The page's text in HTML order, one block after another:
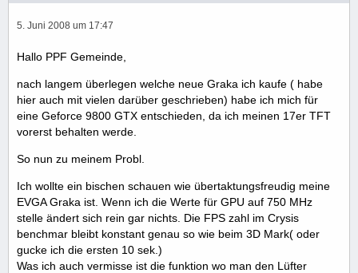
5. Juni 2008 um 17:47
Hallo PPF Gemeinde,
nach langem überlegen welche neue Graka ich kaufe ( habe
hier auch mit vielen darüber geschrieben) habe ich mich für
eine Geforce 9800 GTX entschieden, da ich meinen 17er TFT
vorerst behalten werde.
So nun zu meinem Probl.
Ich wollte ein bischen schauen wie übertaktungsfreudig meine
EVGA Graka ist. Wenn ich die Werte für GPU auf 750 MHz
stelle ändert sich rein gar nichts. Die FPS zahl im Crysis
benchmar bleibt konstant genau so wie beim 3D Mark( oder
gucke ich die ersten 10 sek.)
Was ich auch vermisse ist die funktion wo man den Lüfter